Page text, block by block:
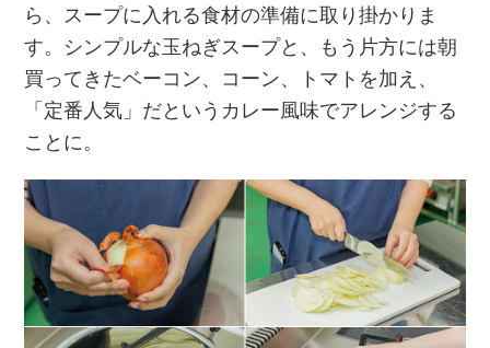
ら、スープに入れる食材の準備に取り掛かりま
す。シンプルな玉ねぎスープと、もう片方には朝
買ってきたベーコン、コーン、トマトを加え、
「定番人気」だというカレー風味でアレンジする
ことに。